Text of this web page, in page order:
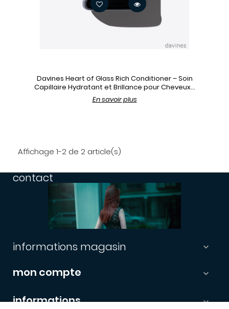
Davines Heart of Glass Rich Conditioner – Soin
Capillaire Hydratant et Brillance pour Cheveux...
En savoir plus
Affichage 1-2 de 2 article(s)
contact
informations magasin 
mon compte 
informations 